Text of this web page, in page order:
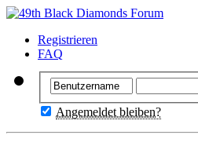
Registrieren
FAQ
Angemeldet bleiben?